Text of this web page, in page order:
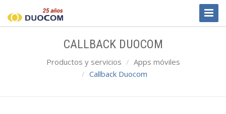
CALLBACK DUOCOM
Productos y servicios
Apps móviles
Callback Duocom